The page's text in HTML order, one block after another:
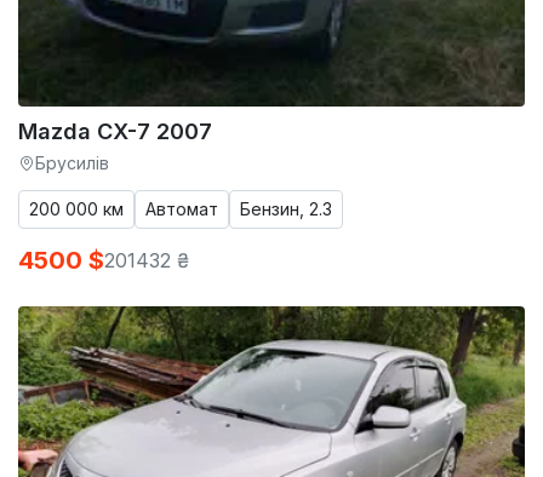
Mazda CX-7 2007
Брусилів
200 000 км Автомат Бензин, 2.3
4500 $201432 ₴